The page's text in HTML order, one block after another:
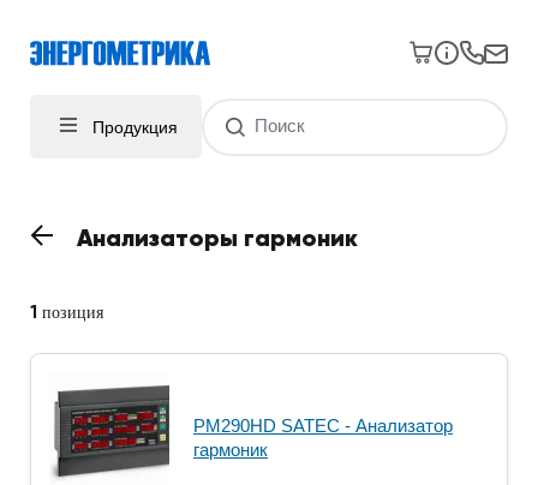
Продукция
Анализаторы гармоник
1 позиция
PM290HD SATEC - Анализатор
гармоник